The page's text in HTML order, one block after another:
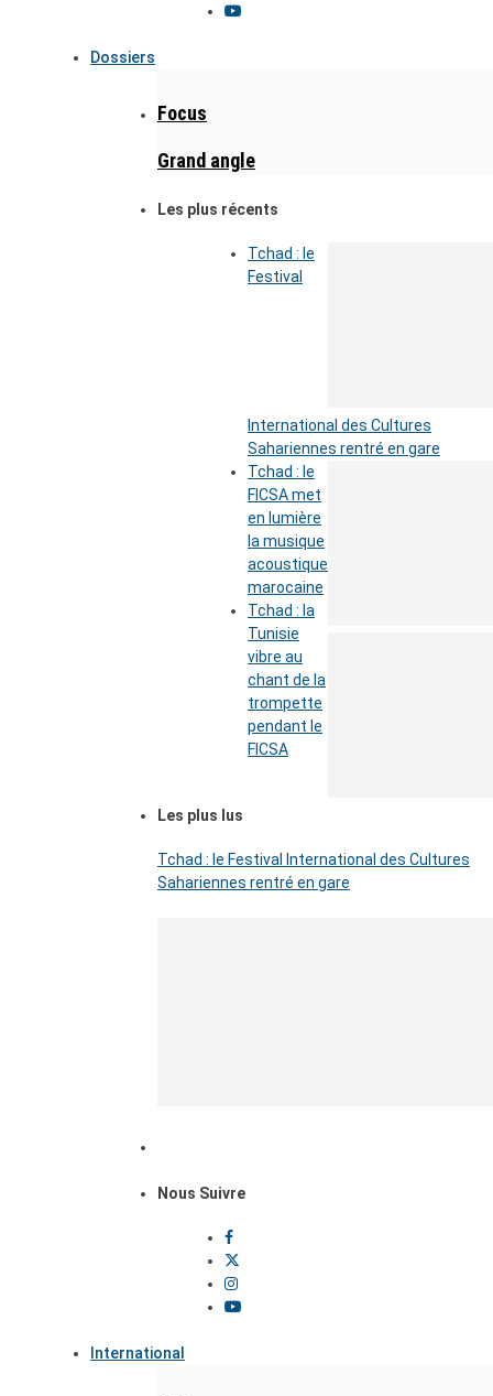
Dossiers
Focus
Grand angle
Les plus récents
Tchad : le
Festival
International des Cultures
Sahariennes rentré en gare
Tchad : le
FICSA met
en lumière
la musique
acoustique
marocaine
Tchad : la
Tunisie
vibre au
chant de la
trompette
pendant le
FICSA
Les plus lus
Tchad : le Festival International des Cultures
Sahariennes rentré en gare
Nous Suivre
International